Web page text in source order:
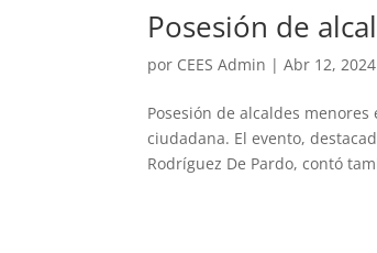
Posesión de
por CEES Admin |Abr 12, 2024
Posesión de alcaldes
ciudadana. El evento,
Rodríguez De Pardo, contó